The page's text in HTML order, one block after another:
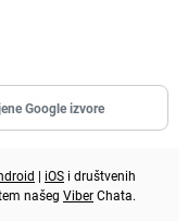
Google izvore
| iOS i društvenih
našeg ViberChata.